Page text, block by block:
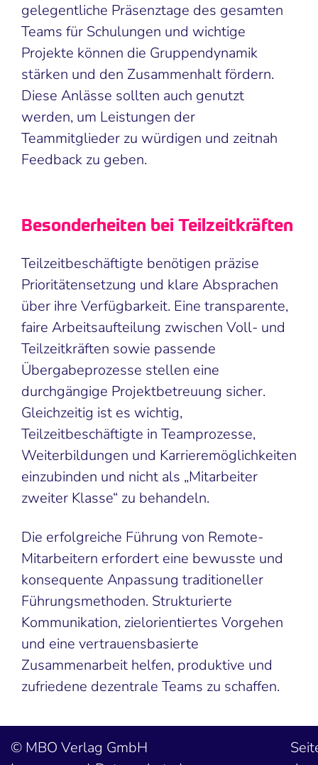
gelegentliche Präsenztage des gesamten
Teams für Schulungen und wichtige
Projekte können die Gruppendynamik
stärken und den Zusammenhalt fördern.
Diese Anlässe sollten auch genutzt
werden, um Leistungen der
Teammitglieder zu würdigen und zeitnah
Feedback zu geben.
Besonderheiten bei Teilzeitkräften
Teilzeitbeschäftigte benötigen präzise
Prioritätensetzung und klare Absprachen
über ihre Verfügbarkeit. Eine transparente,
faire Arbeitsaufteilung zwischen Voll- und
Teilzeitkräften sowie passende
Übergabeprozesse stellen eine
durchgängige Projektbetreuung sicher.
Gleichzeitig ist es wichtig,
Teilzeitbeschäftigte in Teamprozesse,
Weiterbildungen und Karrieremöglichkeiten
einzubinden und nicht als „Mitarbeiter
zweiter Klasse“ zu behandeln.
Die erfolgreiche Führung von Remote-
Mitarbeitern erfordert eine bewusste und
konsequente Anpassung traditioneller
Führungsmethoden. Strukturierte
Kommunikation, zielorientiertes Vorgehen
und eine vertrauensbasierte
Zusammenarbeit helfen, produktive und
zufriedene dezentrale Teams zu schaffen.
MBO Verlag GmbH